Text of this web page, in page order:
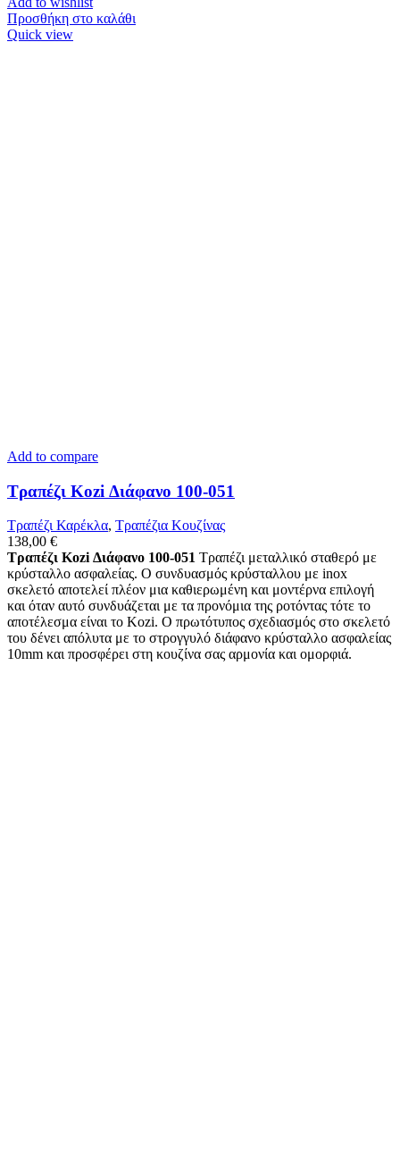
Προσθήκη στο καλάθι
Quick view
Add to compare
Τραπέζι Kozi Διάφανο 100-051
Τραπέζι Καρέκλα, Tραπέζια Κουζίνας
138,00 €
Τραπέζι Kozi Διάφανο 100-051 Τραπέζι μεταλλικό σταθερό με
κρύσταλλο ασφαλείας. Ο συνδυασμός κρύσταλλου με inox
σκελετό αποτελεί πλέον μια καθιερωμένη και μοντέρνα επιλογή
και όταν αυτό συνδυάζεται με τα προνόμια της ροτόντας τότε το
αποτέλεσμα είναι το Κozi. Ο πρωτότυπος σχεδιασμός στο σκελετό
του δένει απόλυτα με το στρογγυλό διάφανο κρύσταλλο ασφαλείας
10mm και προσφέρει στη κουζίνα σας αρμονία και ομορφιά.